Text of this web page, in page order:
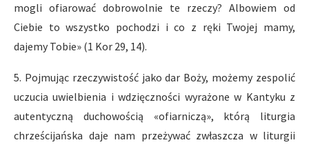
mogli ofiarować dobrowolnie te rzeczy? Albowiem od
Ciebie to wszystko pochodzi i co z ręki Twojej mamy,
dajemy Tobie» (1 Kor 29, 14).
5. Pojmując rzeczywistość jako dar Boży, możemy zespolić
uczucia uwielbienia i wdzięczności wyrażone w Kantyku z
autentyczną duchowością «ofiarniczą», którą liturgia
chrześcijańska daje nam przeżywać zwłaszcza w liturgii